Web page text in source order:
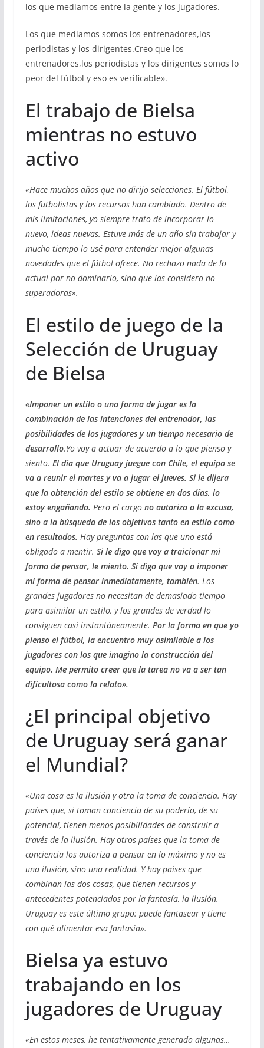
los que mediamos entre la gente y los jugadores.
Los que mediamos somos los entrenadores,los
periodistas y los dirigentes.Creo que los
entrenadores,los periodistas y los dirigentes somos lo
peor del fútbol y eso es verificable».
El trabajo de Bielsa
mientras no estuvo
activo
«Hace muchos años que no dirijo selecciones. El fútbol,
los futbolistas y los recursos han cambiado. Dentro de
mis limitaciones, yo siempre trato de incorporar lo
nuevo, ideas nuevas. Estuve más de un año sin trabajar y
mucho tiempo lo usé para entender mejor algunas
novedades que el fútbol ofrece. No rechazo nada de lo
actual por no dominarlo, sino que las considero no
superadoras».
El estilo de juego de la
Selección de Uruguay
de Bielsa
«Imponer un estilo o una forma de jugar es la
combinación de las intenciones del entrenador, las
posibilidades de los jugadores y un tiempo necesario de
desarrollo.Yo voy a actuar de acuerdo a lo que pienso y
siento. El día que Uruguay juegue con Chile, el equipo se
va a reunir el martes y va a jugar el jueves. Si le dijera
que la obtención del estilo se obtiene en dos días, lo
estoy engañando. Pero el cargo no autoriza a la excusa,
sino a la búsqueda de los objetivos tanto en estilo como
en resultados. Hay preguntas con las que uno está
obligado a mentir. Si le digo que voy a traicionar mi
forma de pensar, le miento. Si digo que voy a imponer
mi forma de pensar inmediatamente, también. Los
grandes jugadores no necesitan de demasiado tiempo
para asimilar un estilo, y los grandes de verdad lo
consiguen casi instantáneamente. Por la forma en que yo
pienso el fútbol, la encuentro muy asimilable a los
jugadores con los que imagino la construcción del
equipo. Me permito creer que la tarea no va a ser tan
dificultosa como la relato».
¿El principal objetivo
de Uruguay será ganar
el Mundial?
«Una cosa es la ilusión y otra la toma de conciencia. Hay
países que, si toman conciencia de su poderío, de su
potencial, tienen menos posibilidades de construir a
través de la ilusión. Hay otros países que la toma de
conciencia los autoriza a pensar en lo máximo y no es
una ilusión, sino una realidad. Y hay países que
combinan las dos cosas, que tienen recursos y
antecedentes potenciados por la fantasía, la ilusión.
Uruguay es este último grupo: puede fantasear y tiene
con qué alimentar esa fantasía».
Bielsa ya estuvo
trabajando en los
jugadores de Uruguay
«En estos meses, he tentativamente generado algunas…